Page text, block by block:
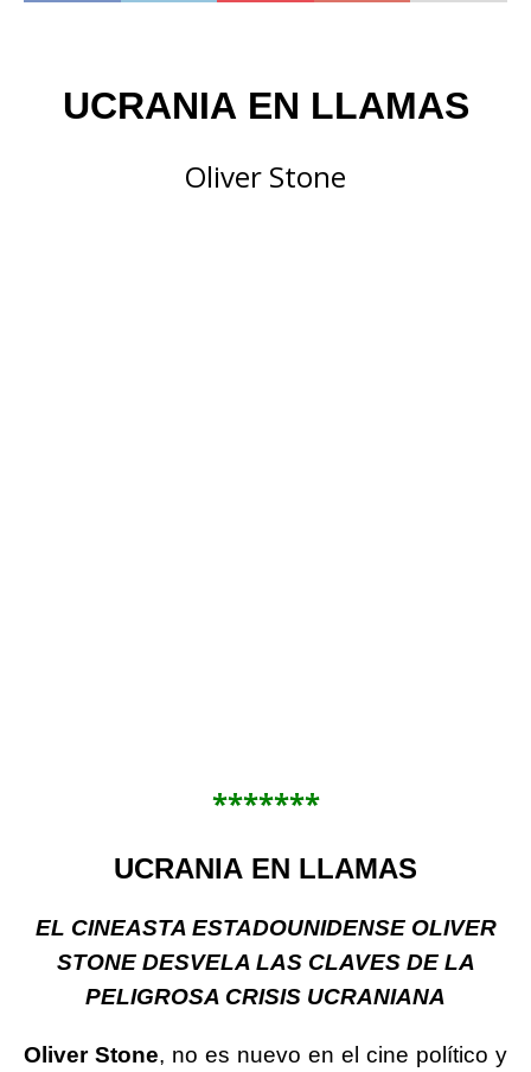
UCRANIA EN LLAMAS
Oliver Stone
*******
UCRANIA EN LLAMAS
EL CINEASTA ESTADOUNIDENSE OLIVER
STONE DESVELA LAS CLAVES DE LA
PELIGROSA CRISIS UCRANIANA
Oliver Stone, no es nuevo en el cine político y